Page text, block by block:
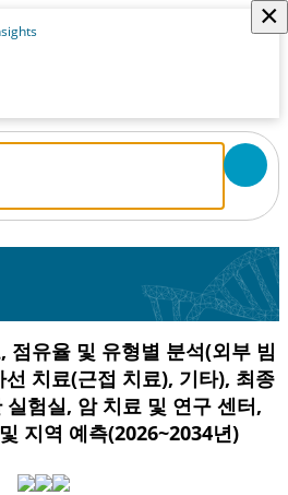
×
점유율 및 유형별 분석(외부 빔
치료(근접 치료), 기타), 최종
험실, 암 치료 및 연구 센터,
지역 예측(2026~2034년)